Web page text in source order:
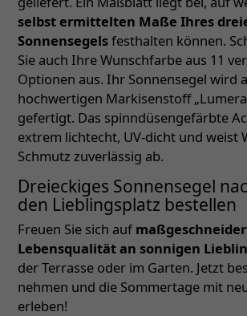
selbst ermittelten Maße Ihres
Sonnensegelsfesthalten können.
Sie auch Ihre Wunschfarbe aus 11
Optionen aus. Ihr Sonnensegel wird
hochwertigen Markisenstoff
gefertigt. Das spinndüsengefärbte
extrem lichtecht, UV-dicht und weist
Schmutz zuverlässig ab.
Dreieckiges Sonnensegel
den Lieblingsplatz bestellen
Freuen Sie sich auf
Lebensqualität an sonnigen
der Terrasse oder im Garten. Jetzt
nehmen und die Sommertage mit
erleben!